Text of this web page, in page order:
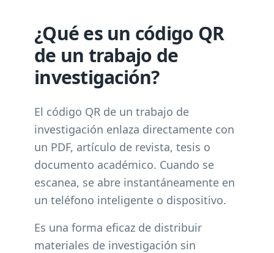
¿Qué es un código QR
de un trabajo de
investigación?
El código QR de un trabajo de
investigación enlaza directamente con
un PDF, artículo de revista, tesis o
documento académico. Cuando se
escanea, se abre instantáneamente en
un teléfono inteligente o dispositivo.
Es una forma eficaz de distribuir
materiales de investigación sin